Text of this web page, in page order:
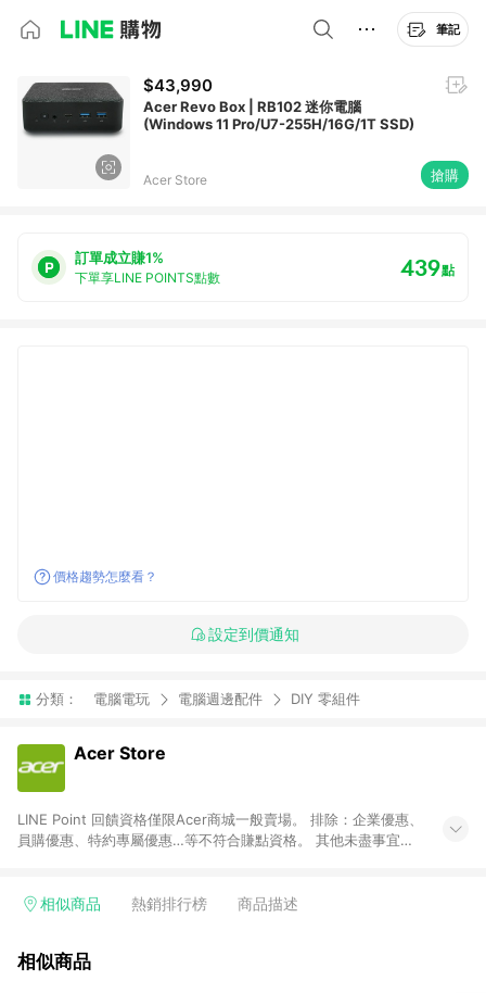
筆記
$43,990
Acer Revo Box | RB102 迷你電腦
(Windows 11 Pro/U7-255H/16G/1T SSD)
Acer Store 搶購
訂單成立賺1%
下單享LINE POINTS點數 439點
價格趨勢怎麼看？
設定到價通知
分類： 電腦電玩 電腦週邊配件 DIY 零組件
Acer Store
LINE Point 回饋資格僅限Acer商城一般賣場。 排除：企業優惠、
員購優惠、特約專屬優惠…等不符合賺點資格。 其他未盡事宜，
相似商品 熱銷排行榜 商品描述
相似商品